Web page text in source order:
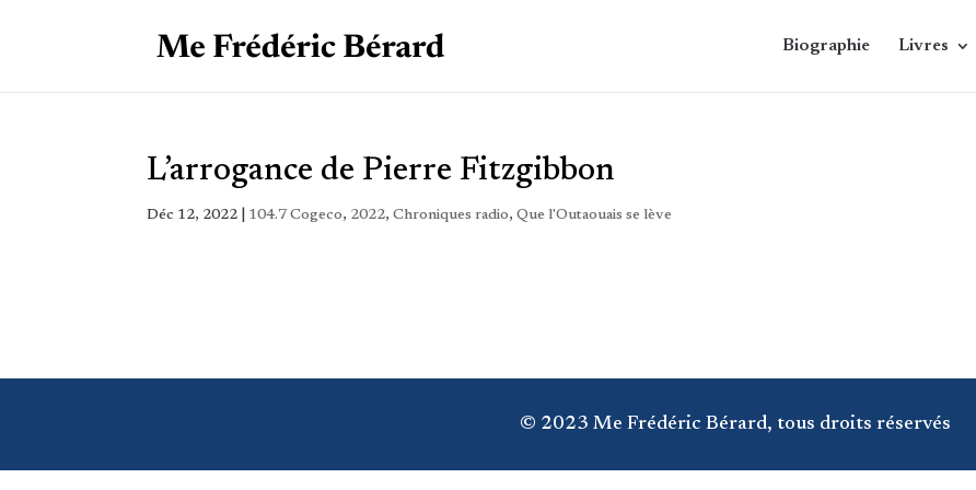
Biographie Livres
L’arrogance de Pierre Fitzgibbon
Déc 12, 2022 104.7 Cogeco, 2022,Chroniques radio,Que l'Outaouais se lève
© 2023 Me Frédéric Bérard, tous droits réservés